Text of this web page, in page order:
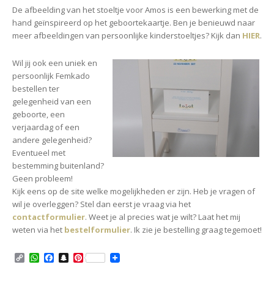
De afbeelding van het stoeltje voor Amos is een bewerking met de
hand geïnspireerd op het geboortekaartje. Ben je benieuwd naar
meer afbeeldingen van persoonlijke kinderstoeltjes? Kijk dan HIER.
Wil jij ook een uniek en
persoonlijk Femkado
bestellen ter
gelegenheid van een
geboorte, een
verjaardag of een
andere gelegenheid?
Eventueel met
bestemming buitenland?
Geen probleem!
Kijk eens op de site welke mogelijkheden er zijn. Heb je vragen of
wil je overleggen? Stel dan eerst je vraag via het
contactformulier. Weet je al precies wat je wilt? Laat het mij
weten via het bestelformulier. Ik zie je bestelling graag tegemoet!
C W S P